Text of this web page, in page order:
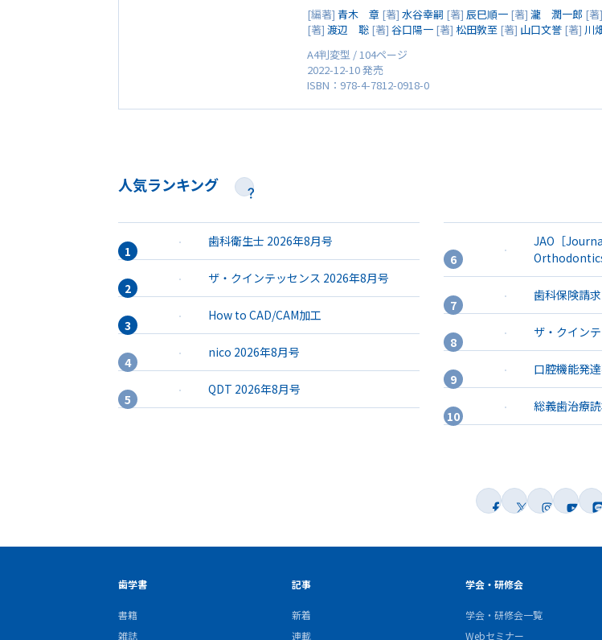
[編著] 青木 章 [著] 水谷幸嗣 [著] 辰巳順一 [著] 瀧 潤一郎 [著]
[著] 渡辺 聡 [著] 谷口陽一 [著] 松田敦至 [著] 山口文誉 [著] 川
A4判変型 / 104ページ
2022-12-10 発売
ISBN：978-4-7812-0918-0
人気ランキング
歯科衛生士 2026年8月号
ザ・クインテッセンス 2026年8月号
How to CAD/CAM加工
nico 2026年8月号
QDT 2026年8月号
JAO［
歯科保険請
ザ・クイン
口腔機能発
総義歯治療
歯学書
書籍
雑誌
記事
新着
連載
学会・研修会
学会・研修会一覧
Webセミナー